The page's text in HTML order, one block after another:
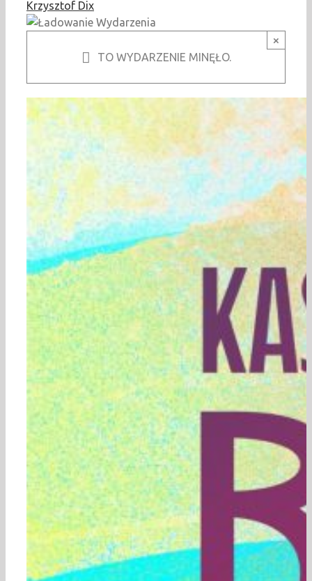
Krzysztof Dix
×
TO WYDARZENIE MINĘŁO.